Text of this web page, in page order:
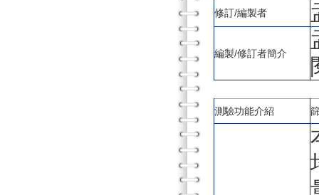
修訂/編製者
編製/修訂者簡介
測驗功能介紹